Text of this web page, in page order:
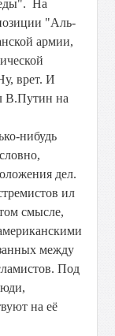
На
"Аль-
армии,
врет. И
В.Путин на
нибудь
дел.
ил
смысле,
между
Под
на её